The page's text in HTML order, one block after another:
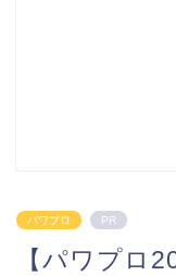
パワプロ PR
【パワプロ